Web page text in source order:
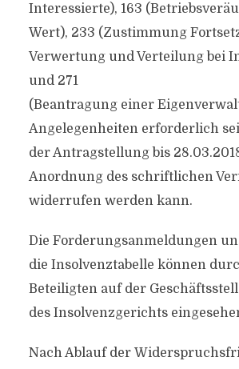
Interessierte), 163
Wert), 233 (Zustimmung
Verwertung und Verteilung bei
und 271
(Beantragung einer
Angelegenheiten erforderlich
der Antragstellung bis
Anordnung des schriftlichen
widerrufen werden kann.
Die Forderungsanmeldungen
die Insolvenztabelle können
Beteiligten auf der
des Insolvenzgerichts
Nach Ablauf der